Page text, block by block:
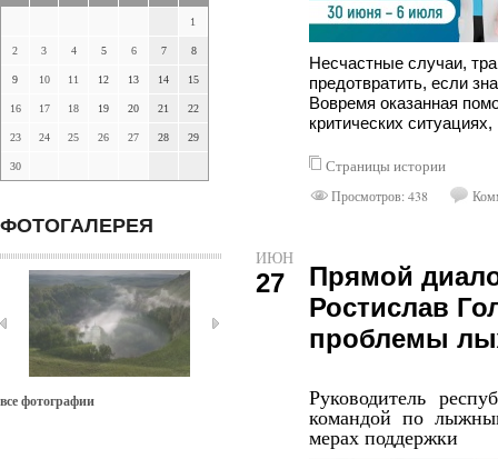
1
2 3 4 5 6 7 8
9 10 11 12 13 14 15
16 17 18 19 20 21 22
23 24 25 26 27 28 29
30
ФОТОГАЛЕРЕЯ
все фотографии
Несчастные случаи,
предотвратить, если
Вовремя оказанная
критических
Страницы истории
Просмотров: 438
ИЮН
27
Прямой
Ростислав
проблемы
Руководитель
командой по
мерах поддержки